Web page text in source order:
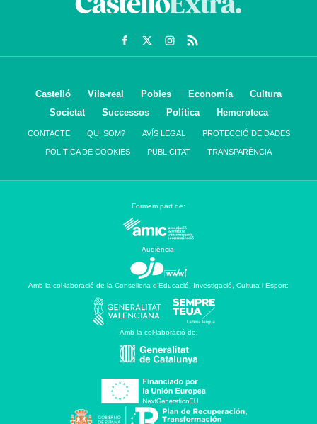
Castelló Vila-real Pobles Economía
Cultura
Societat
Successos Política Hemeroteca
CONTACTE QUI SOM? AVÍS LEGAL PROTECCIÓ DE DADES
POLÍTICA DE COOKIES PUBLICITAT TRANSPARÈNCIA
Formem part de:
Audiència:
Amb la col·laboració de la Conselleria d’Educació, Investigació, Cultura i Esport:
Amb la col·laboració de: